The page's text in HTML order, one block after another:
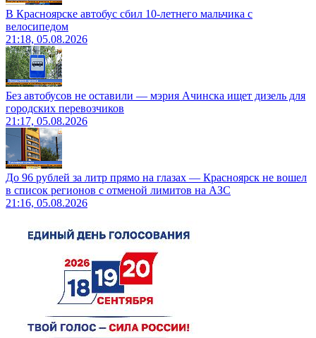
В Красноярске автобус сбил 10-летнего мальчика с
велосипедом
21:18, 05.08.2026
Без автобусов не оставили — мэрия Ачинска ищет дизель для
городских перевозчиков
21:17, 05.08.2026
До 96 рублей за литр прямо на глазах — Красноярск не вошел
в список регионов с отменой лимитов на АЗС
21:16, 05.08.2026